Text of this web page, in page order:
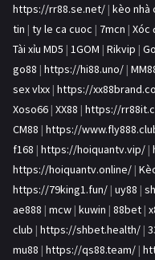
https://rr88.se.net/ | kèo nhà
tin | ty le ca cuoc | 7mcn | Xóc
Tài xỉu MD5 | 1GOM | Rikvip |
go88 | https://hi88.uno/ |
sex vlxx | https://
Xoso66 | XX88 | https://
CM88 | https://
f168 | https://hoiquantv.vip/ |
https://hoiquantv.online/ |
https://79king1.fun/ | uy88 |
ae888 | mcw | kuwin | 88bet |
club | https://shbet.health/ |
mu88 | https://qs88.team/ |